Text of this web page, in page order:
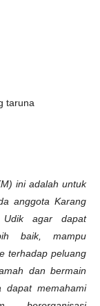
taruna
ini adalah untuk
anggota Karang
Udik agar dapat
baik, mampu
terhadap peluang
dan bermain
dapat memahami